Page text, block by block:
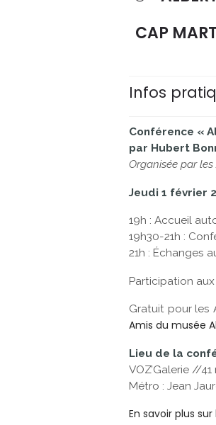
CAP
Infos
Conférence «
par Hubert
Organisée par
Jeudi 1 février
19h : Accueil
19h30-21h :
21h : Échanges
Participation
Gratuit pour les
Amis du musée
Lieu de la
VOZ’Galerie //
Métro : Jean
En savoir plus sur